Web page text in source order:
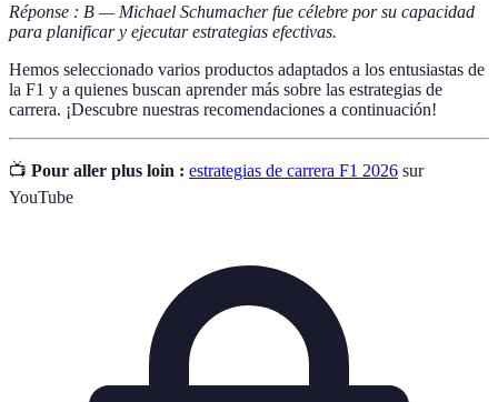
Réponse : B — Michael Schumacher fue célebre por su capacidad
para planificar y ejecutar estrategias efectivas.
Hemos seleccionado varios productos adaptados a los entusiastas de
la F1 y a quienes buscan aprender más sobre las estrategias de
carrera. ¡Descubre nuestras recomendaciones a continuación!
📺 Pour aller plus loin : estrategias de carrera F1 2026 sur
YouTube